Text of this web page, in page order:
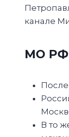
канале
МО РФ:
В то